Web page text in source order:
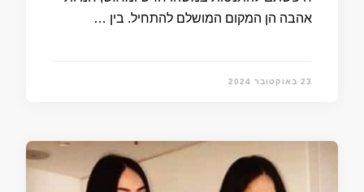
אהבה הן המקום המושלם להתחיל. בין …
23 באוקטובר 2024